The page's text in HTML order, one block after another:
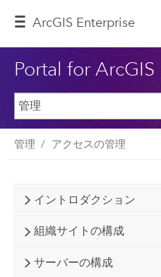
ArcGIS Enterprise
Portal for ArcGIS
管理 アクセスの管理
イントロダクション
組織サイトの構成
サーバーの構成